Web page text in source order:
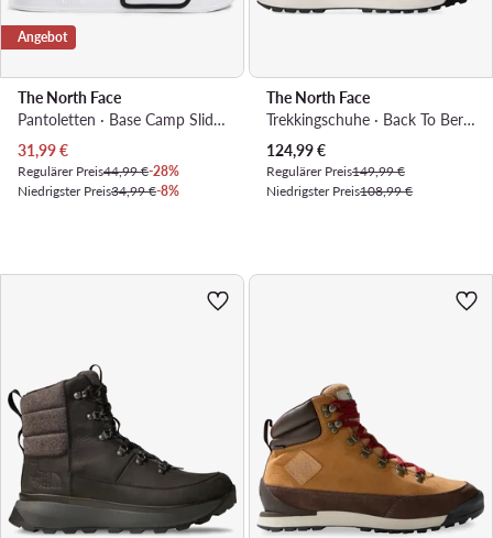
Angebot
The North Face
Pantoletten · Base Camp Slide III NF0A4T2RLA91 · Weiß
Aktueller Preis
31,99€
Regulärer Preis44,99 €-28%
Niedrigster Preis34,99 €-8%
The North Face
Trekkingschuhe · Back To Berkeley IV NF0A8177DDO1 · Blau
Aktueller Preis
124,99€
Regulärer Preis149,99 €
Niedrigster Preis108,99 €